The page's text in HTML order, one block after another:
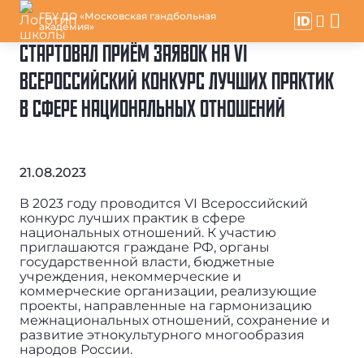
ГБУ ДО «Московская гандбольная
академия»
СТАРТОВАЛ ПРИЁМ ЗАЯВОК НА VI
ВСЕРОССИЙСКИЙ КОНКУРС ЛУЧШИХ ПРАКТИК
В СФЕРЕ НАЦИОНАЛЬНЫХ ОТНОШЕНИЙ
21.08.2023
В 2023 году проводится VI Всероссийский
конкурс лучших практик в сфере
национальных отношений. К участию
приглашаются граждане РФ, органы
государственной власти, бюджетные
учреждения, некоммерческие и
коммерческие организации, реализующие
проекты, направленные на гармонизацию
межнациональных отношений, сохранение и
развитие этнокультурного многообразия
народов России.